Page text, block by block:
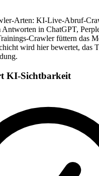
Arten: KI-Live-Abruf-
Antworten in ChatGPT,
Crawler füttern das
wird hier bewertet, das
KI-Sichtbarkeit